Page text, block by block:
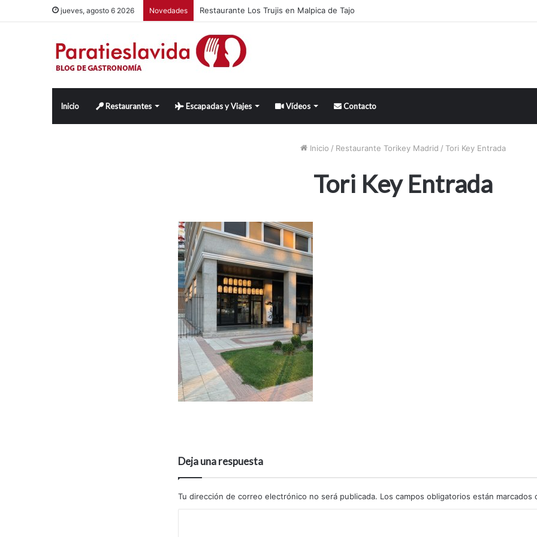
jueves, agosto 6 2026 Novedades Restaurante Los Trujis en Malpica de Tajo
Inicio Restaurantes Escapadas y Viajes Vídeos Contacto
Inicio / Restaurante Torikey Madrid / Tori Key Entrada
Tori Key Entrada
Deja una respuesta
Tu dirección de correo electrónico no será publicada. Los campos obligatorios están marcados